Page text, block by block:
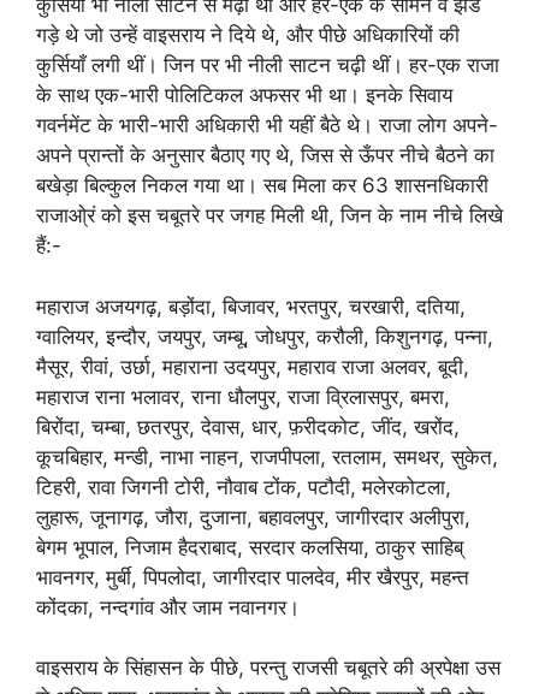
कुर्सियाँ भी नीली साटन से मढ़ी थी और हर-एक के सामने वे झंडे
गड़े थे जो उन्हें वाइसराय ने दिये थे, और पीछे अधिकारियों की
कुर्सियाँ लगी थीं। जिन पर भी नीली साटन चढ़ी थीं। हर-एक राजा
के साथ एक-भारी पोलिटिकल अफसर भी था। इनके सिवाय
गवर्नमेंट के भारी-भारी अधिकारी भी यहीं बैठे थे। राजा लोग अपने-
अपने प्रान्तों के अनुसार बैठाए गए थे, जिस से ऊँपर नीचे बैठने का
बखेड़ा बिल्कुल निकल गया था। सब मिला कर 63 शासनधिकारी
राजाओ्रं को इस चबूतरे पर जगह मिली थी, जिन के नाम नीचे लिखे
हैं:-
महाराज अजयगढ़, बड़ोंदा, बिजावर, भरतपुर, चरखारी, दतिया,
ग्वालियर, इन्दौर, जयपुर, जम्बू, जोधपुर, करौली, किशुनगढ़, पन्‍ना,
मैसूर, रीवां, उर्छा, महाराना उदयपुर, महाराव राजा अलवर, बूदी,
महाराज राना भलावर, राना धौलपुर, राजा व्रिलासपुर, बमरा,
बिरोंदा, चम्बा, छतरपुर, देवास, धार, फ़रीदकोट, जींद, खरोंद,
कूचबिहार, मन्‍डी, नाभा नाहन, राजपीपला, रतलाम, समथर, सुकेत,
टिहरी, रावा जिगनी टोरी, नौवाब टोंक, पटौदी, मलेरकोटला,
लुहारू, जूनागढ़, जौरा, दुजाना, बहावलपुर, जागीरदार अलीपुरा,
बेगम भूपाल, निजाम हैदराबाद, सरदार कलसिया, ठाकुर साहिब्
भावनगर, मुर्बी, पिपलोदा, जागीरदार पालदेव, मीर खैरपुर, महन्त
कोंदका, नन्दगांव और जाम नवानगर।
वाइसराय के सिंहासन के पीछे, परन्तु राजसी चबूतरे की अ्रपेक्षा उस